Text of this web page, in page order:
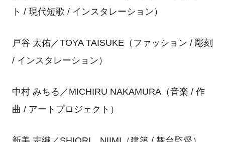
ト / 現代短歌 / インスタレーション）
戸谷 太佑／TOYA TAISUKE（ファッション / 彫刻
/ インスタレーション）
中村 みちる／MICHIRU NAKAMURA（音楽 / 作
曲 / アートプロジェクト）